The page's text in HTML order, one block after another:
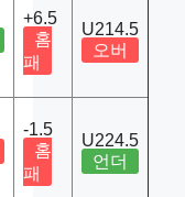
+6.5
홈
패
U214.5
오버
-1.5
홈
패
U224.5
언더